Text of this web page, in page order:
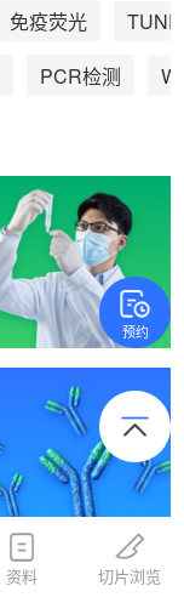
预约
免疫荧光
PCR检测
资料 切片浏览